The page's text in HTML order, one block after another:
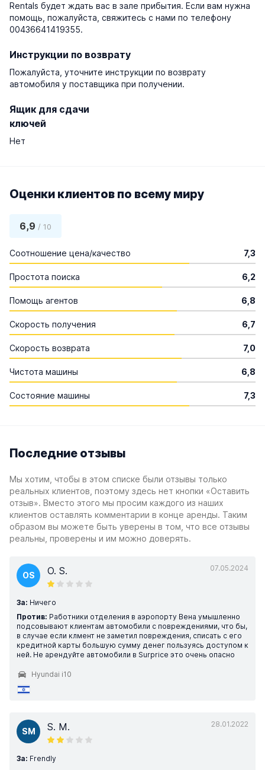
Rentals будет ждать вас в зале прибытия. Если вам нужна
помощь, пожалуйста, свяжитесь с нами по телефону
00436641419355.
Инструкции по возврату
Пожалуйста, уточните инструкции по возврату
автомобиля у поставщика при получении.
Ящик для сдачи
ключей
Нет
Оценки клиентов по всему миру
6,9 / 10
Соотношение цена/качество 7,3
Простота поиска 6,2
Помощь агентов 6,8
Скорость получения 6,7
Скорость возврата 7,0
Чистота машины 6,8
Состояние машины 7,3
Последние отзывы
Мы хотим, чтобы в этом списке были отзывы только
реальных клиентов, поэтому здесь нет кнопки «Оставить
отзыв». Вместо этого мы просим каждого из наших
клиентов оставлять комментарии в конце аренды. Таким
образом вы можете быть уверены в том, что все отзывы
реальны, проверены и им можно доверять.
07.05.2024
OS O. S.
За: Ничего
Против: Работники отделения в аэропорту Вена умышленно
подсовывают клиентам автомобили с повреждениями, что бы,
в случае если клмент не заметил повреждения, списать с его
кредитной карты большую сумму денег пользуясь доступом к
ней. Не арендуйте автомобили в Surprice это очень опасно
Hyundai i10
28.01.2022
SM S. M.
За: Frendly